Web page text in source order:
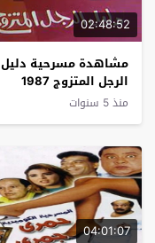
02:48:52
مشاهدة مسرحية دليل
الرجل المتزوج 1987
منذ 5 سنوات
04:01:07